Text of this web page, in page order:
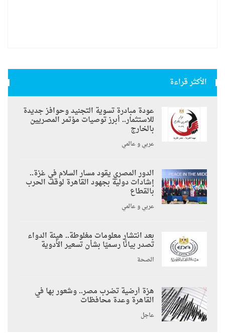
الأكثر قراءة
عودة مبادرة تسوية التجنيد وحوافز جديدة
للاستثمار.. أبرز توصيات مؤتمر المصريين
بالخارج
عربي و عالمي
الدور المصري يقود مسار السلام في غزة..
إشادات دولية بجهود القاهرة لوقف الحرب
بالقطاع
عربي و عالمي
بعد انتشار معلومات مغلوطة.. هيئة الدواء
تصدر بيانًا رسميًا بشأن تسعير الأدوية
الصحة
هزة أرضية تضرب مصر.. وشعور بها في
القاهرة وعدة محافظات
عاجل